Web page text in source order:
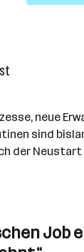
neue
sind
der
Job